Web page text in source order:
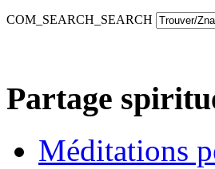
COM_SEARCH_SEARCH
Partage
Méditations